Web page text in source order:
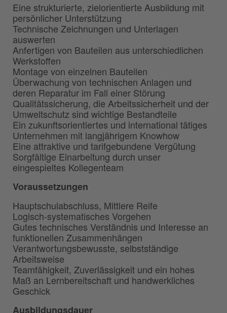
Eine strukturierte, zielorientierte Ausbildung mit
persönlicher Unterstützung
Technische Zeichnungen und Unterlagen
auswerten
Anfertigen von Bauteilen aus unterschiedlichen
Werkstoffen
Montage von einzelnen Bauteilen
Überwachung von technischen Anlagen und
deren Reparatur im Fall einer Störung
Qualitätssicherung, die Arbeitssicherheit und der
Umweltschutz sind wichtige Bestandteile
Ein zukunftsorientiertes und international tätiges
Unternehmen mit langjährigem Knowhow
Eine attraktive und tarifgebundene Vergütung
Sorgfältige Einarbeitung durch unser
eingespieltes Kollegenteam
Voraussetzungen
Hauptschulabschluss, Mittlere Reife
Logisch-systematisches Vorgehen
Gutes technisches Verständnis und Interesse an
funktionellen Zusammenhängen
Verantwortungsbewusste, selbstständige
Arbeitsweise
Teamfähigkeit, Zuverlässigkeit und ein hohes
Maß an Lernbereitschaft und handwerkliches
Geschick
Ausbildungsdauer